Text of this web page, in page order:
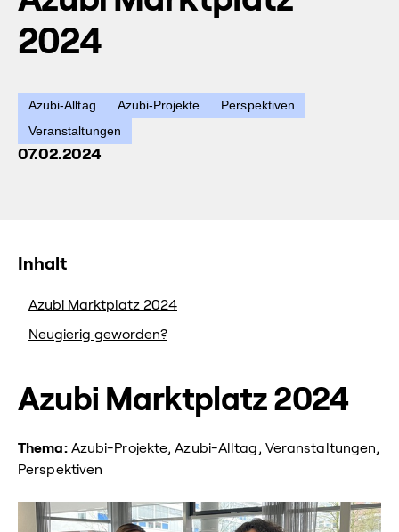
2024
Azubi-Alltag Azubi-Projekte
Perspektiven
Veranstaltungen
07.02.2024
Inhalt
Azubi Marktplatz 2024
Neugierig geworden?
Azubi Marktplatz 2024
Thema:Azubi-Projekte, Azubi-Alltag, Veranstaltungen,
Perspektiven